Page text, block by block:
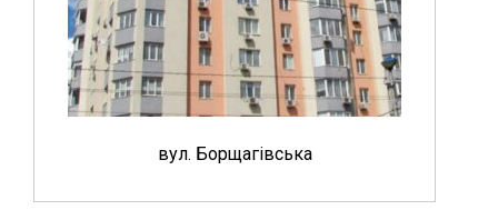
вул. Борщагівська